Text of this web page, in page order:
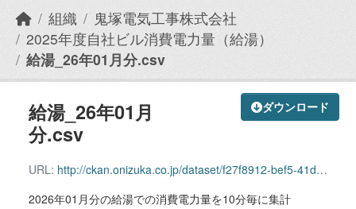
組織
鬼塚電気工事株式会社
2025年度自社ビル消費電力量（給湯）
給湯_26年01月分.csv
ダウンロード
給湯_26年01月
分.csv
URL: http://ckan.onizuka.co.jp/dataset/f27f8912-bef5-41d5-b6db-9bfff7ce4570/resource/356bd66c-aac0-4956-a006-4960462f5c6e/download/hotwatersupply_2601.csv
2026年01月分の給湯での消費電力量を10分毎に集計